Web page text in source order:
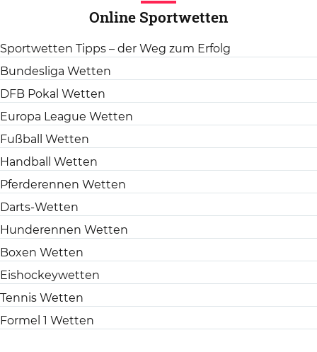
Online Sportwetten
Sportwetten Tipps – der Weg zum Erfolg
Bundesliga Wetten
DFB Pokal Wetten
Europa League Wetten
Fußball Wetten
Handball Wetten
Pferderennen Wetten
Darts-Wetten
Hunderennen Wetten
Boxen Wetten
Eishockeywetten
Tennis Wetten
Formel 1 Wetten